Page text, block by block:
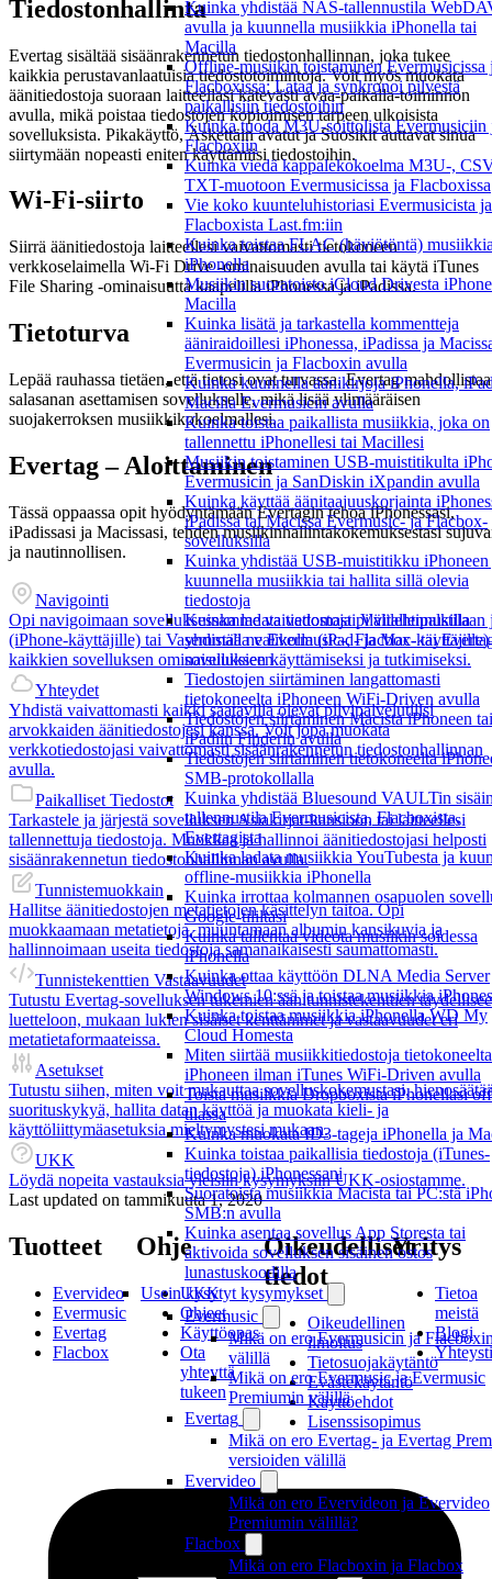
Kuinka yhdistää NAS-tallennustila
avulla ja kuunnella musiikkia iPhonella tai
Macilla
Offline-musiikin toistaminen Evermusicissa
Flacboxissa: Lataa ja synkronoi pilvestä
paikallisiin tiedostoihin
Kuinka tuoda M3U-soittolista Evermusiciin
Flacboxiin
Kuinka viedä kappalekokoelma M3U-,
TXT-muotoon Evermusicissa ja Flacboxissa
Vie koko kuunteluhistoriasi Evermusicista ja
Flacboxista Last.fm:iin
Kuinka toistaa FLAC (häviötöntä)
iPhonella
Musiikin suoratoisto iCloud Drivesta
Macilla
Kuinka lisätä ja tarkastella kommentteja
ääniraidoillesi iPhonessa, iPadissa ja
Evermusicin ja Flacboxin avulla
Kuinka kuunnella äänikirjoja iPhonella,
Macilla Evermusicin avulla
Kuinka toistaa paikallista musiikkia, joka on
tallennettu iPhonellesi tai Macillesi
Musiikin toistaminen USB-muistitikulta
Evermusicin ja SanDiskin iXpandin avulla
Kuinka käyttää äänitaajuuskorjainta
iPadissa tai Macissa Evermusic- ja Flacbox-
sovelluksilla
Kuinka yhdistää USB-muistitikku iPhoneen
kuunnella musiikkia tai hallita sillä olevia
tiedostoja
Kuinka ladata tiedostoja pilvitallennustilaan
yhdistää ne Evermusic-, Flacbox- tai
sovellukseen
Tiedostojen siirtäminen langattomasti
tietokoneelta iPhoneen WiFi-Driven avulla
Tiedostojen siirtäminen Macista iPhoneen tai
iPadiin Finderin avulla
Tiedostojen siirtäminen tietokoneelta
SMB-protokollalla
Kuinka yhdistää Bluesound VAULTin
tallennustila Evermusicista, Flacboxista,
Evertagista
Kuinka ladata musiikkia YouTubesta ja
offline-musiikkia iPhonella
Kuinka irrottaa kolmannen osapuolen
Google-tililtäsi
Kuinka tallentaa videota musiikin soidessa
iPhonella
Kuinka ottaa käyttöön DLNA Media Server
Windows 10:ssä ja toistaa musiikkia
Kuinka toistaa musiikkia iPhonella WD My
Cloud Homesta
Miten siirtää musiikkitiedostoja tietokoneelta
iPhoneen ilman iTunes WiFi-Driven avulla
Toista musiikkia Dropboxista iPhonellasi
tilassa
Kuinka muokata ID3-tageja iPhonella ja
Kuinka toistaa paikallisia tiedostoja (iTunes-
tiedostoja) iPhonessani
Suoratoista musiikkia Macista tai PC:stä
SMB:n avulla
Kuinka asentaa sovellus App Storesta tai
aktivoida sovelluksen sisäinen ostos
lunastuskoodilla
Usein kysytyt kysymykset
Evermusic
Mikä on ero Evermusicin ja
välillä
Mikä on ero Evermusic ja Evermusic
Premiumin välillä
Evertag
Mikä on ero Evertag- ja Evertag
versioiden välillä
Evervideo
Mikä on ero Evervideon ja Evervideo
Premiumin välillä?
Flacbox
Mikä on ero Flacboxin ja Flacbox
Tiedostonhallinta
Evertag sisältää sisäänrakennetun tiedostonhallinnan, joka tukee
kaikkia perustavanlaatuisia tiedostotoimintoja. Voit myös muokata
äänitiedostoja suoraan laitteellasi kätevästi avaa-paikalla-toiminnon
avulla, mikä poistaa tiedostojen kopioimisen tarpeen ulkoisista
sovelluksista. Pikakäyttö, Äskettäin avatut ja Suosikit auttavat sinua
siirtymään nopeasti eniten käyttämiisi tiedostoihin.
Wi-Fi-siirto
Siirrä äänitiedostoja laitteellesi vaivattomasti tietokoneen
verkkoselaimella Wi-Fi Drive -ominaisuuden avulla tai käytä iTunes
File Sharing -ominaisuutta kaapelilla iPhonessa ja iPadissa.
Tietoturva
Lepää rauhassa tietäen, että tietosi ovat turvassa. Evertag mahdollistaa
salasanan asettamisen sovellukselle, mikä lisää ylimääräisen
suojakerroksen musiikkikokoelmallesi.
Evertag – Aloittaminen
Tässä oppaassa opit hyödyntämään Evertagin tehoa iPhonessasi,
iPadissasi ja Macissasi, tehden musiikinhallintakokemuksestasi
ja nautinnollisen.
Navigointi
Opi navigoimaan sovelluksessamme vaivattomasti Välilehtipalkilla
(iPhone-käyttäjille) tai Vasemmalla valikolla (iPad- ja Mac-käyttäjille)
kaikkien sovelluksen ominaisuuksien käyttämiseksi ja tutkimiseksi.
Yhteydet
Yhdistä vaivattomasti kaikki saatavilla olevat pilvipalvelutilisi
arvokkaiden äänitiedostojesi kanssa. Voit jopa muokata
verkkotiedostojasi vaivattomasti sisäänrakennetun tiedostonhallinnan
avulla.
Paikalliset Tiedostot
Tarkastele ja järjestä sovelluksen Asiakirjat-kansioon tai laitteellesi
tallennettuja tiedostoja. Muokkaa ja hallinnoi äänitiedostojasi helposti
sisäänrakennetun tiedostonhallinnan avulla.
Tunnistemuokkain
Hallitse äänitiedostojen metatietojen käsittelyn taitoa. Opi
muokkaamaan metatietoja, muuntamaan albumin kansikuvia ja
hallinnoimaan useita tiedostoja samanaikaisesti saumattomasti.
Tunnistekenttien Vastaavuudet
Tutustu Evertag-sovelluksen tukemien äänitunnistekenttien
luetteloon, mukaan lukien sisäiset kenttänimet ja vastaavuudet eri
metatietaformaateissa.
Asetukset
Tutustu siihen, miten voit mukauttaa sovelluskokemustasi,
suorituskykyä, hallita datan käyttöä ja muokata kieli- ja
käyttöliittymäasetuksia mieltymystesi mukaan.
UKK
Löydä nopeita vastauksia yleisiin kysymyksiin UKK-osiostamme.
Last updated on tammikuuta 1, 2020
Tuotteet
Evervideo
Evermusic
Evertag
Flacbox
Ohje
UKK
Ohjeet
Käyttöopas
Ota
yhteyttä
tukeen
Oikeudelliset
tiedot
Oikeudellinen
ilmoitus
Tietosuojakäytäntö
Evästekäytäntö
Käyttöehdot
Lisenssisopimus
Yritys
Tietoa
meistä
Blogi